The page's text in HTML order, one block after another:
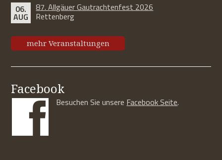
06.
AUG
87. Allgäuer Gautrachtenfest 2026
Rettenberg
mehr Veranstaltungen
Facebook
Besuchen Sie unsere Facebook Seite.